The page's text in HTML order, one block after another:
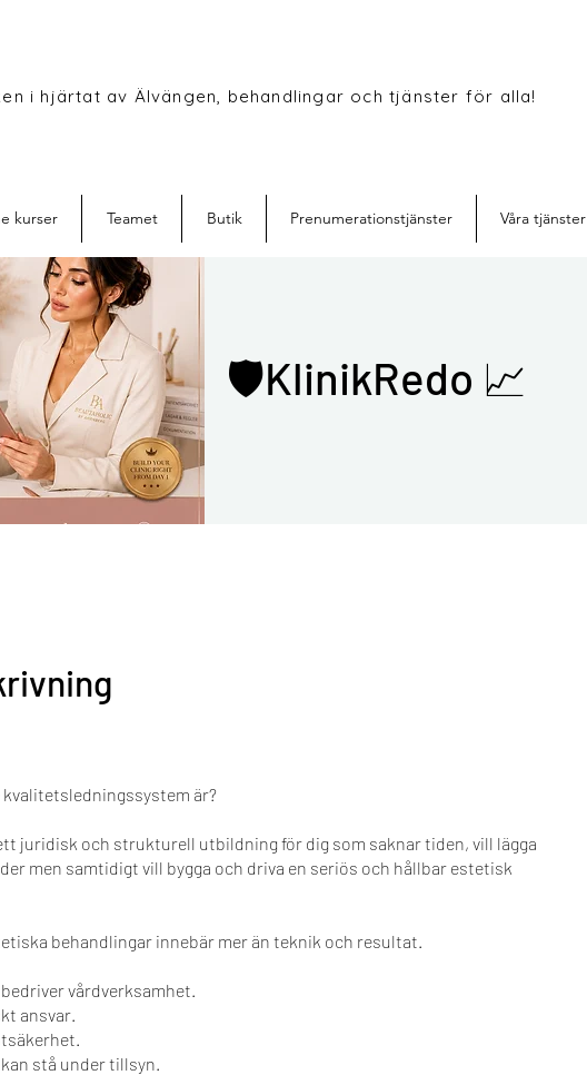
i hjärtat av Älvängen, behandlingar och tjänster för alla!
kurser Teamet Butik Prenumerationstjänster Våra tjänster
🛡️KlinikRedo 📈
kvalitetsledningssystem är?
juridisk och strukturell utbildning för dig som saknar tiden, vill lägga
men samtidigt vill bygga och driva en seriös och hållbar estetisk
behandlingar innebär mer än teknik och resultat.
vårdverksamhet.
ansvar.
stå under tillsyn.